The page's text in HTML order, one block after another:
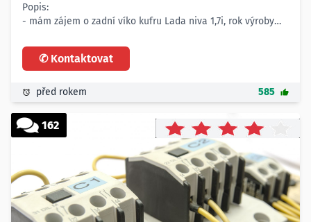
Popis:
- mám zájem o zadní víko kufru Lada niva 1,7i, rok výroby
Množství:
- 1 ks
- Vsetín
✆ Kontaktovat
před rokem 585
162